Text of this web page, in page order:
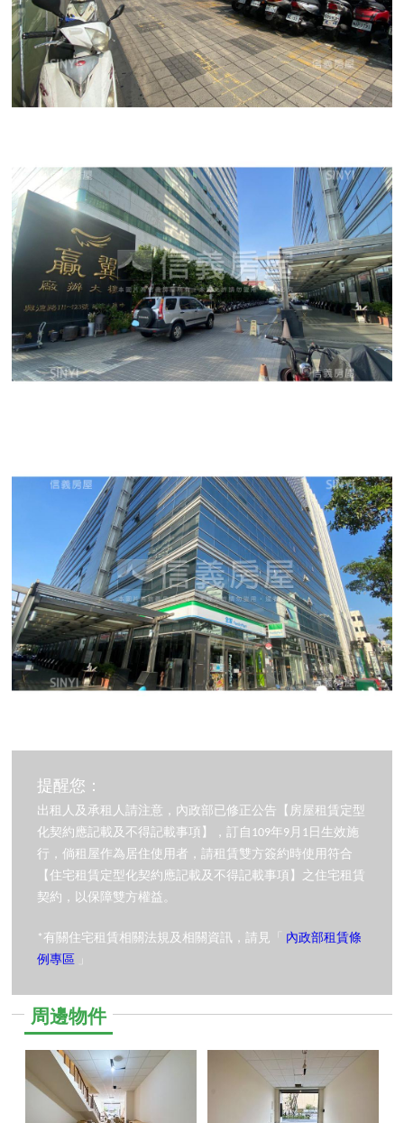
提醒您：
出租人及承租人請注意，內政部已修正公告【房屋租賃定型
化契約應記載及不得記載事項】，訂自109年9月1日生效施
行，倘租屋作為居住使用者，請租賃雙方簽約時使用符合
【住宅租賃定型化契約應記載及不得記載事項】之住宅租賃
契約，以保障雙方權益。
*有關住宅租賃相關法規及相關資訊，請見「 內政部租賃條
例專區 」
周邊物件